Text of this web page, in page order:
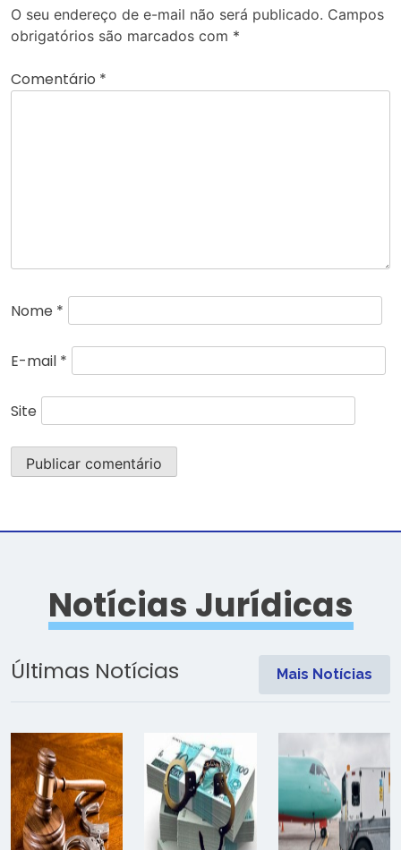
O seu endereço de e-mail não será publicado. Campos
obrigatórios são marcados com *
Comentário *
Nome *
E-mail *
Site
Notícias Jurídicas
Últimas Notícias Mais Notícias